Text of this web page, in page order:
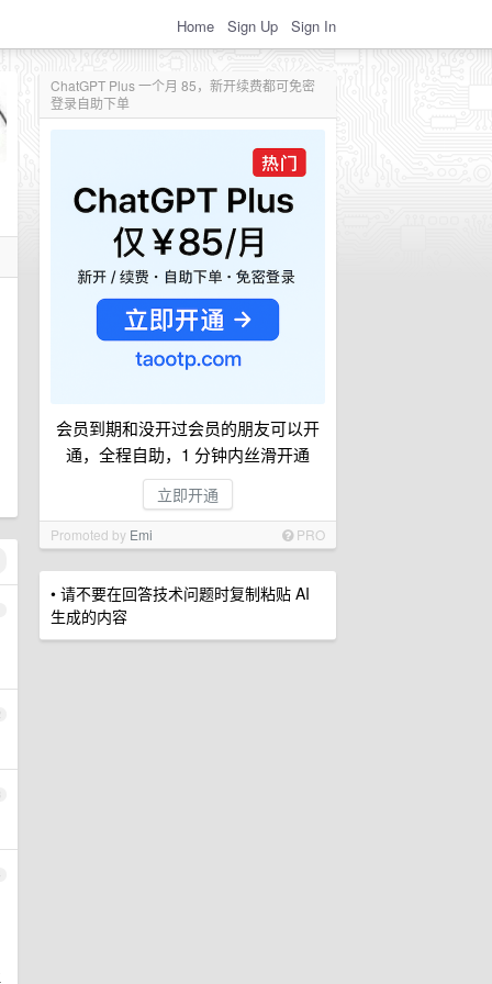
Home Sign Up Sign In
ChatGPT Plus 一个月 85，新开续费都可免密
登录自助下单
会员到期和没开过会员的朋友可以开
通，全程自助，1 分钟内丝滑开通
立即开通
Promoted by Emi PRO
• 请不要在回答技术问题时复制粘贴 AI
生成的内容